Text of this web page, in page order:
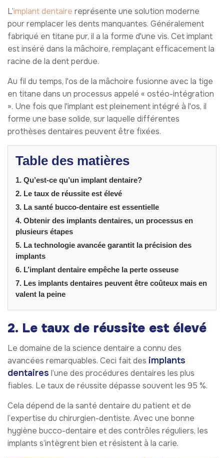
L’implant dentaire représente une solution moderne
pour remplacer les dents manquantes. Généralement
fabriqué en titane pur, il a la forme d'une vis. Cet implant
est inséré dans la mâchoire, remplaçant efficacement la
racine de la dent perdue.
Au fil du temps, l'os de la mâchoire fusionne avec la tige
en titane dans un processus appelé « ostéo-intégration
». Une fois que l'implant est pleinement intégré à l'os, il
forme une base solide, sur laquelle différentes
prothèses dentaires peuvent être fixées.
Table des matières
1. Qu’est-ce qu’un implant dentaire?
2. Le taux de réussite est élevé
3. La santé bucco-dentaire est essentielle
4. Obtenir des implants dentaires, un processus en
plusieurs étapes
5. La technologie avancée garantit la précision des
implants
6. L’implant dentaire empêche la perte osseuse
7. Les implants dentaires peuvent être coûteux mais en
valent la peine
2. Le taux de réussite est élevé
Le domaine de la science dentaire a connu des
avancées remarquables. Ceci fait des implants
dentaires l’une des procédures dentaires les plus
fiables. Le taux de réussite dépasse souvent les 95 %.
Cela dépend de la santé dentaire du patient et de
l’expertise du chirurgien-dentiste. Avec une bonne
hygiène bucco-dentaire et des contrôles réguliers, les
implants s’intègrent bien et résistent à la carie.